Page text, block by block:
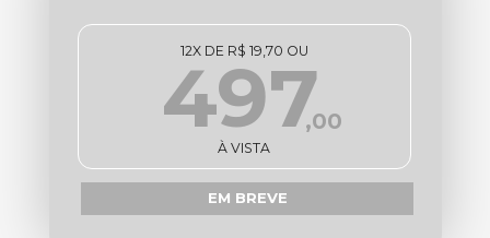
497
12X DE R$ 19,70 OU
,00
À VISTA
EM BREVE